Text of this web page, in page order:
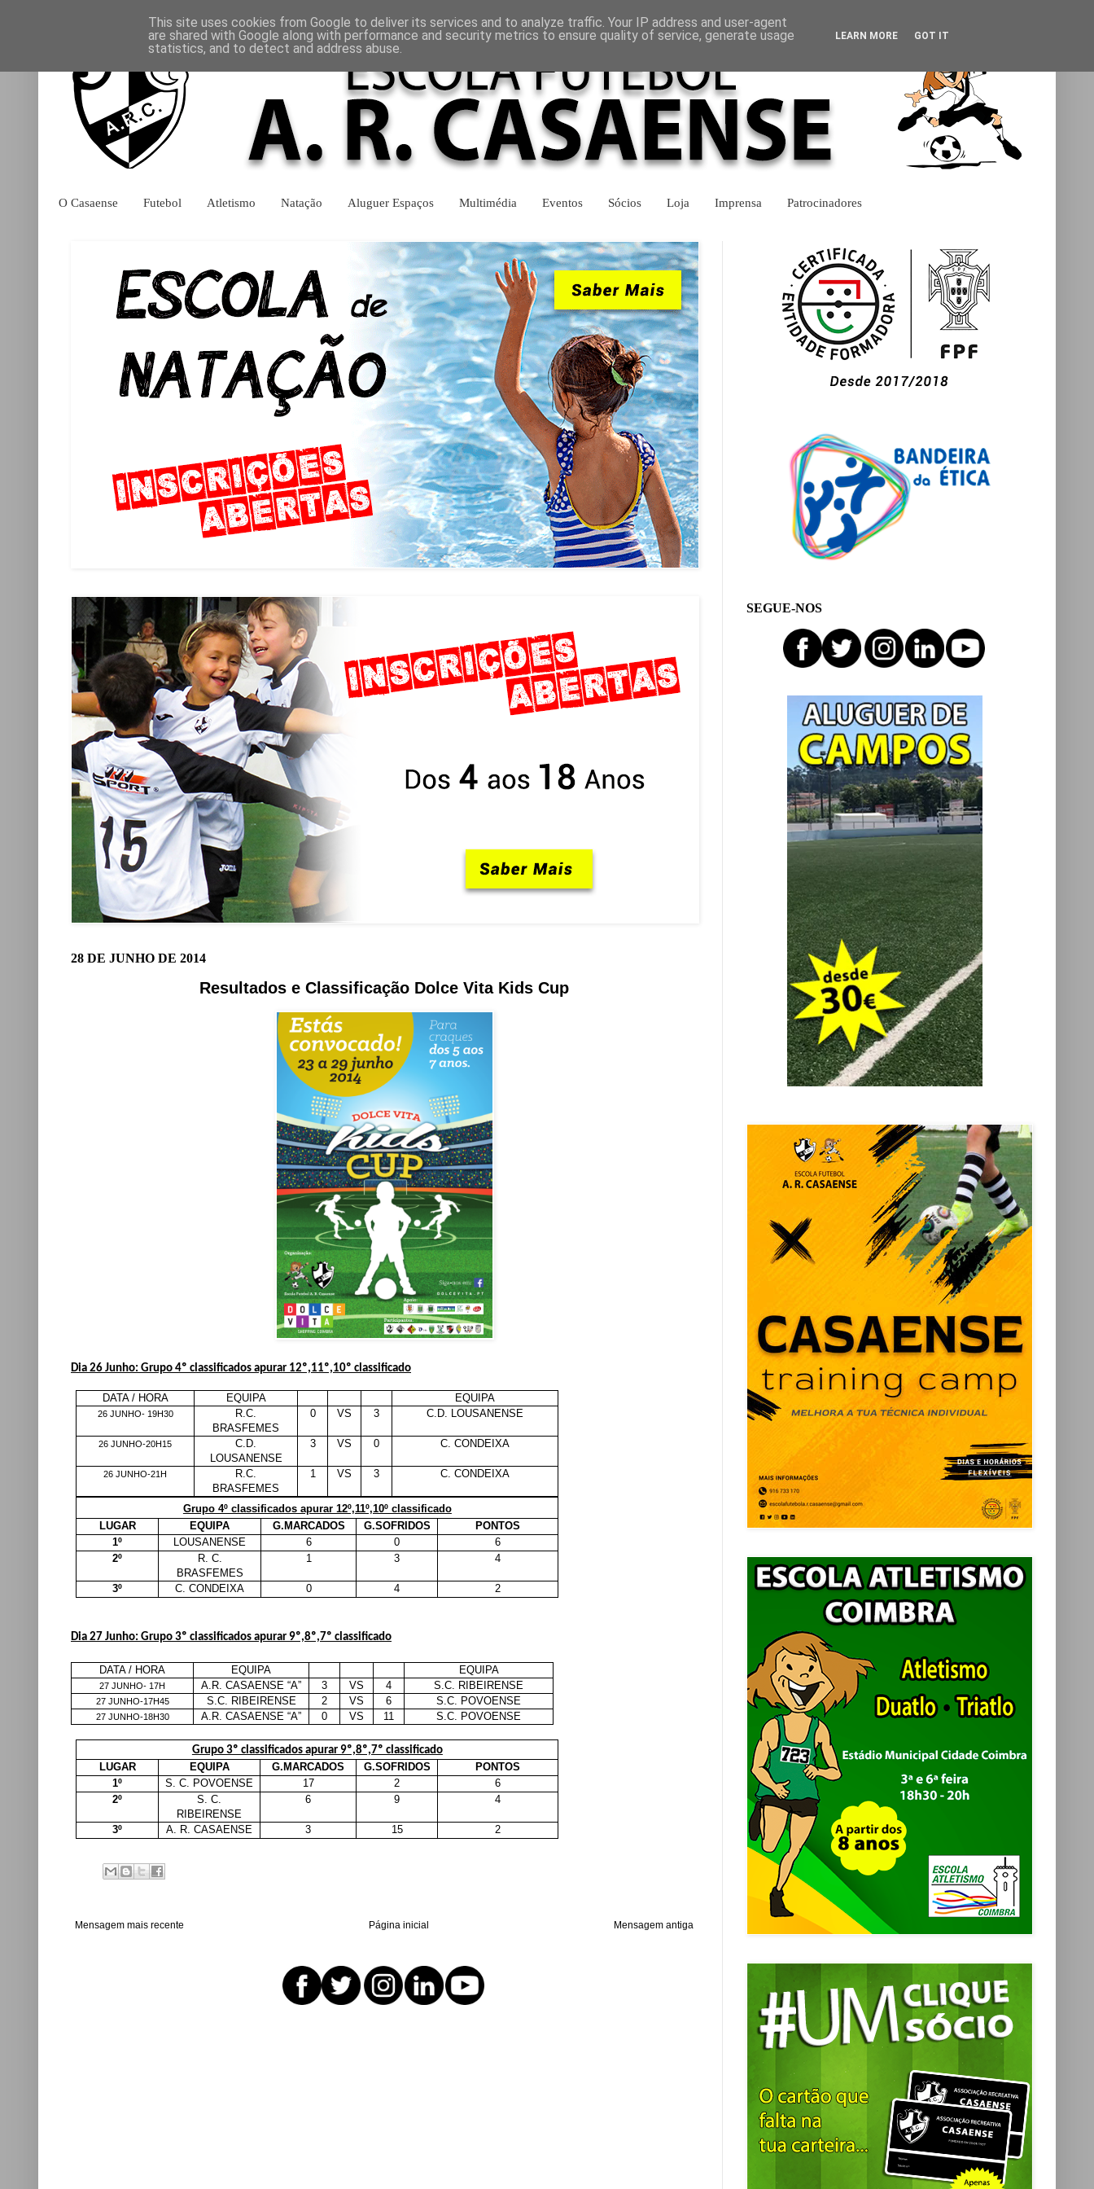
O Casaense Futebol Atletismo Natação Aluguer Espaços Multimédia Eventos Sócios Loja Imprensa Patrocinadores
28 DE JUNHO DE 2014
Resultados e Classificação Dolce Vita Kids Cup
Dia 26 Junho: Grupo 4º classificados apurar 12º,11º,10º classificado
DATA / HORA EQUIPA EQUIPA
26 JUNHO- 19H30
R.C.
BRASFEMES
0 VS 3 C.D. LOUSANENSE
26 JUNHO-20H15
C.D.
LOUSANENSE
3 VS 0 C. CONDEIXA
26 JUNHO-21H
R.C.
BRASFEMES
1 VS 3 C. CONDEIXA
Grupo 4º classificados apurar 12º,11º,10º classificado
LUGAR
EQUIPA G.MARCADOS G.SOFRIDOS
PONTOS
1º
LOUSANENSE 6 0
6
2º
R. C.
BRASFEMES
1 3 4
3º C. CONDEIXA 0 4 2
Dia 27 Junho: Grupo 3º classificados apurar 9º,8º,7º classificado
DATA / HORA EQUIPA EQUIPA
27 JUNHO- 17H A.R. CASAENSE “A” 3 VS 4 S.C. RIBEIRENSE
27 JUNHO-17H45 S.C. RIBEIRENSE 2 VS 6 S.C. POVOENSE
27 JUNHO-18H30 A.R. CASAENSE “A” 0 VS 11 S.C. POVOENSE
Grupo 3º classificados apurar 9º,8º,7º classificado
LUGAR
EQUIPA G.MARCADOS G.SOFRIDOS
PONTOS
1º
S. C. POVOENSE 17 2
6
2º
S. C.
RIBEIRENSE
6 9 4
3º A. R. CASAENSE 3 15 2
Mensagem mais recente Mensagem antiga
Página inicial
SEGUE-NOS
This site uses cookies from Google to deliver its services and to analyze traffic. Your IP address and user-agent
are shared with Google along with performance and security metrics to ensure quality of service, generate usage
statistics, and to detect and address abuse.
LEARN MORE GOT IT